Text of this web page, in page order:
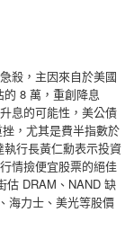
殺，主因來自於美國
8 萬，重創降息
息的可能性，美公債
，尤其是費半指數於
行長黃仁勳表示投資
情撿便宜股票的絕佳
估 DRAM、NAND 缺
海力士、美光等股價